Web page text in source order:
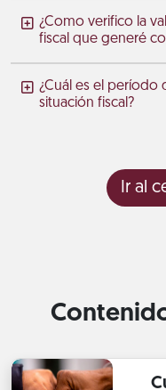
¿Como verifico la
fiscal que generé
¿Cuál es el período
situación fiscal?
Ir al